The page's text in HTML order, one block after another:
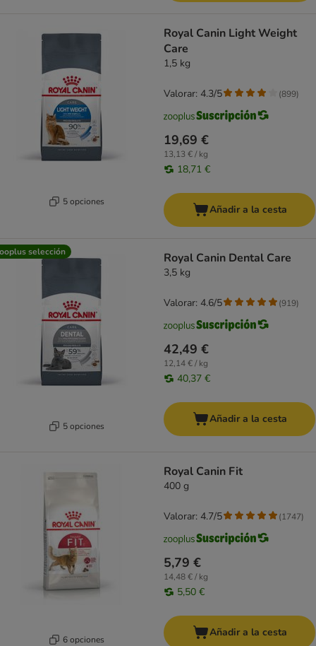
5 opciones
Royal Canin Light Weight
Care
1,5 kg
19,69 €
13,13 € / kg
18,71 €
Valorar: 4.3/5 (899)
Añadir a la cesta
selección
5 opciones
Royal Canin Dental Care
3,5 kg
42,49 €
12,14 € / kg
40,37 €
Valorar: 4.6/5 (919)
Añadir a la cesta
6 opciones
Royal Canin Fit
400 g
5,79 €
14,48 € / kg
5,50 €
Valorar: 4.7/5 (1747)
Añadir a la cesta